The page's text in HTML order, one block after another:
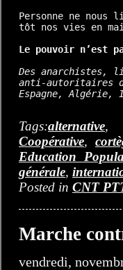
Personne ne nous
tôt nos vies en
Le pouvoir n’est
Des anarchistes,
anti-autoritaires
Espagne, Algérie,
Tags:alternative
Coopérative,
Education
générale,
Posted in CNT
Marche
vendredi,